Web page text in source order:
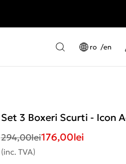
ro en
Set 3 Boxeri Scurti - Icon
294,00lei176,00lei
(inc. TVA)